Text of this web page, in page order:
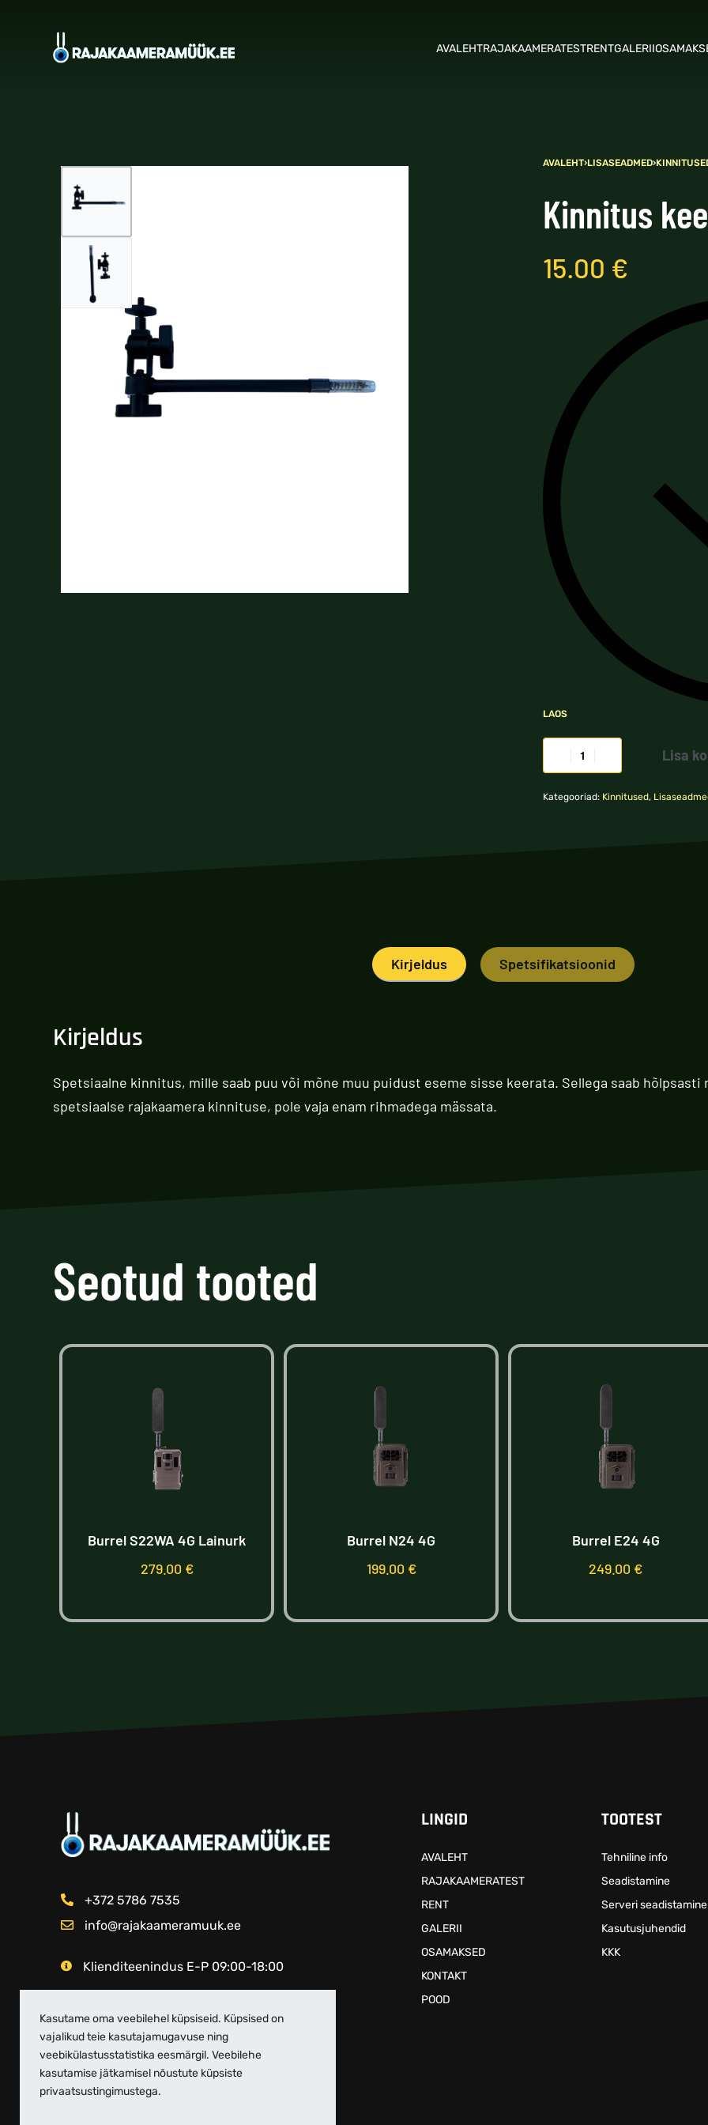
AVALEHTRAJAKAAMERATESTRENTGALERII
AVALEHT›LISASEADMED›
Kinnitus
15.00 €
LAOS
Lisa
Kategooriad: Kinnitused,
Kirjeldus Spetsifikatsioonid
Kirjeldus
Spetsiaalne kinnitus, mille saab puu või mõne muu puidust eseme sisse keerata. Sellega saab hõlpsasti
spetsiaalse rajakaamera kinnituse, pole vaja enam rihmadega mässata.
Seotud tooted
Burrel S22WA 4G Lainurk
279.00 €
Burrel N24 4G
199.00 €
Burrel E24 4G
249.00 €
+372 5786 7535
info@rajakaameramuuk.ee
Klienditeenindus E-P 09:00-18:00
LINGID
AVALEHT
RAJAKAAMERATEST
RENT
GALERII
OSAMAKSED
KONTAKT
POOD
TOOTEST
Tehniline info
Seadistamine
Serveri seadistamine
Kasutusjuhendid
KKK
Kasutame oma veebilehel küpsiseid. Küpsised on
vajalikud teie kasutajamugavuse ning
veebikülastusstatistika eesmärgil. Veebilehe
kasutamise jätkamisel nõustute küpsiste
privaatsustingimustega.